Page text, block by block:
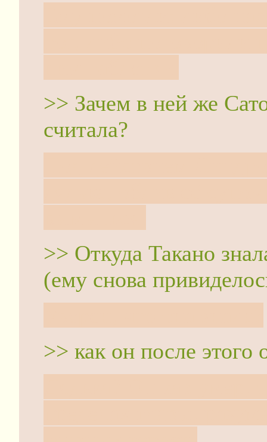
>> Зачем в ней же
считала?
>> Откуда Такано
(ему снова
>> как он после этого